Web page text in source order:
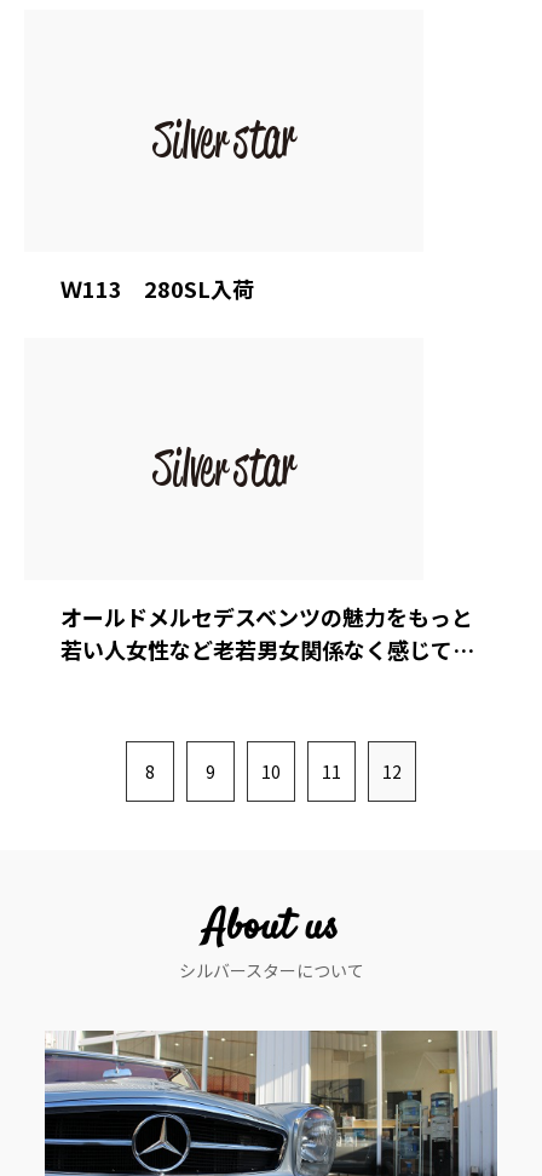
Ｗ113 280SL入荷
オールドメルセデスベンツの魅力をもっと
若い人女性など老若男女関係なく感じて…
8 9 10 11 12
About us
シルバースターについて